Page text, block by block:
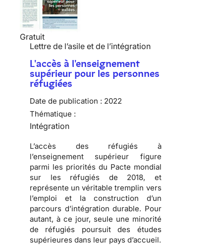
Gratuit
Lettre de l’asile et de l’intégration
L'accès à l'enseignement
supérieur pour les personnes
réfugiées
Date de publication : 2022
Thématique :
Intégration
L’accès des réfugiés à
l’enseignement supérieur figure
parmi les priorités du Pacte mondial
sur les réfugiés de 2018, et
représente un véritable tremplin vers
l’emploi et la construction d’un
parcours d’intégration durable. Pour
autant, à ce jour, seule une minorité
de réfugiés poursuit des études
supérieures dans leur pays d’accueil.